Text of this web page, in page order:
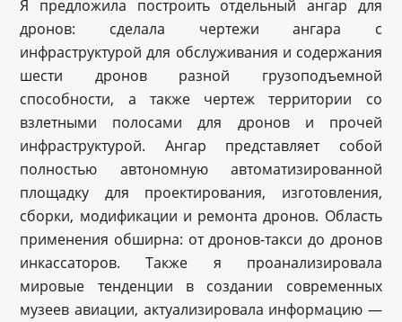
Я предложила построить отдельный ангар для
дронов: сделала чертежи ангара с
инфраструктурой для обслуживания и содержания
шести дронов разной грузоподъемной
способности, а также чертеж территории со
взлетными полосами для дронов и прочей
инфраструктурой. Ангар представляет собой
полностью автономную автоматизированной
площадку для проектирования, изготовления,
сборки, модификации и ремонта дронов. Область
применения обширна: от дронов-такси до дронов
инкассаторов. Также я проанализировала
мировые тенденции в создании современных
музеев авиации, актуализировала информацию —